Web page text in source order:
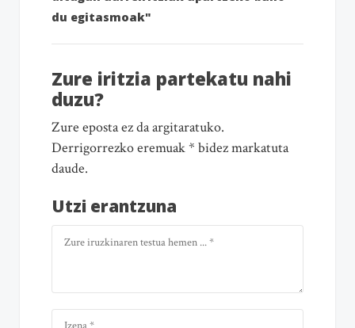
du egitasmoak"
Zure iritzia partekatu nahi
duzu?
Zure eposta ez da argitaratuko.
Derrigorrezko eremuak * bidez markatuta
daude.
Utzi erantzuna